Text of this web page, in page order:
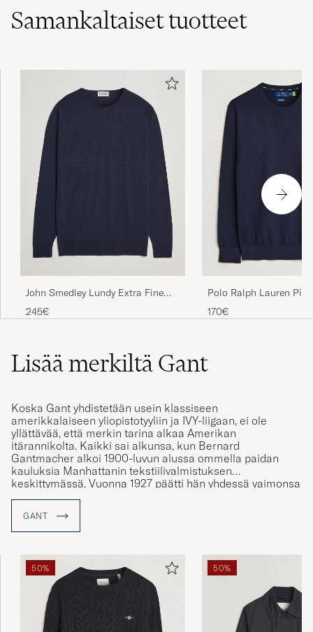
Samankaltaisettuotteet
John Smedley Lundy Extra Fine
Merino Crew Neck Midnight
245€
Polo Ralph Lauren
Crew Neck Pullover
170€
Lisää merkiltä Gant
Koska Gant yhdistetään usein klassiseen
amerikkalaiseen yliopistotyyliin ja IVY-liigaan, ei ole
yllättävää, että merkin tarina alkaa Amerikan
itärannikolta. Kaikki sai alkunsa, kun Bernard
Gantmacher alkoi 1900-luvun alussa ommella paidan
kauluksia Manhattanin tekstiilivalmistuksen
keskittymässä. Vuonna 1927 päätti hän yhdessä vaimonsa
kanssa perustaa oman tehtaan, jotta he voisivat toimia
valmistamista kauluspaidoista tuli erittäin suosittuja ja
sen vuoksi Gantmacher perusti merkin Gant yhdessä
Merkki on tullut tunnetuksi preppy-tyylistään ja samalla
voimme todeta, että Gant on tehnyt preppy-tyylin
tunnetuksi suurelle massalle. Perustamisestaan asti Gant
on ollut mukana määrittämässä klassista amerikkalaista
yliopistotyyliä, joka koostuu muun muassa
GANT
50% 50%